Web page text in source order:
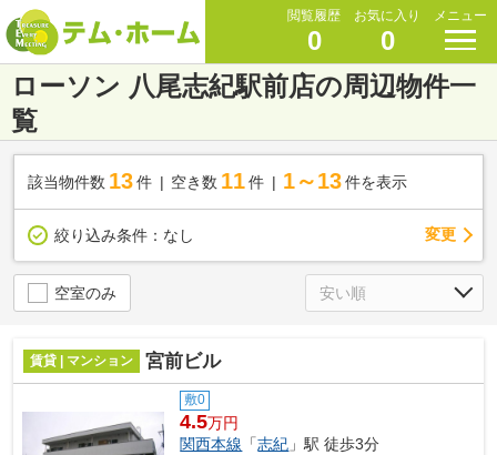
閲覧履歴
0
お気に入り
0
メニュー
ローソン 八尾志紀駅前店の周辺物件一
覧
該当物件数 13件 空き数 11 件 1～13 件を表示
絞り込み条件： なし 変更
空室のみ
賃貸 | マンション 宮前ビル
敷0
4.5万円
関西本線 「志紀 」駅 徒歩3分